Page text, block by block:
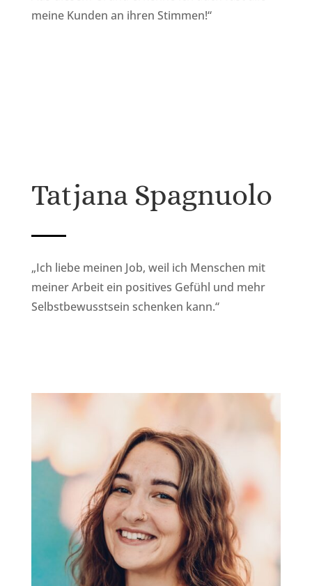
meine Kunden an ihren Stimmen!“
Tatjana Spagnuolo
„Ich liebe meinen Job, weil ich Menschen mit
meiner Arbeit ein positives Gefühl und mehr
Selbstbewusstsein schenken kann.“